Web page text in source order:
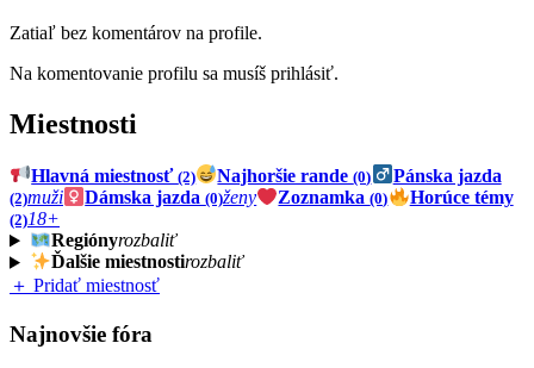
Zatiaľ bez komentárov na profile.
Na komentovanie profilu sa musíš prihlásiť.
Miestnosti
Hlavná miestnosť(2) Najhoršie rande(0) Pánska jazda
(2)muži Dámska jazda(0)ženy Zoznamka(0) Horúce témy
(2)18+
Regiónyrozbaliť
Ďalšie miestnostirozbaliť
＋ Pridať miestnosť
Najnovšie fóra